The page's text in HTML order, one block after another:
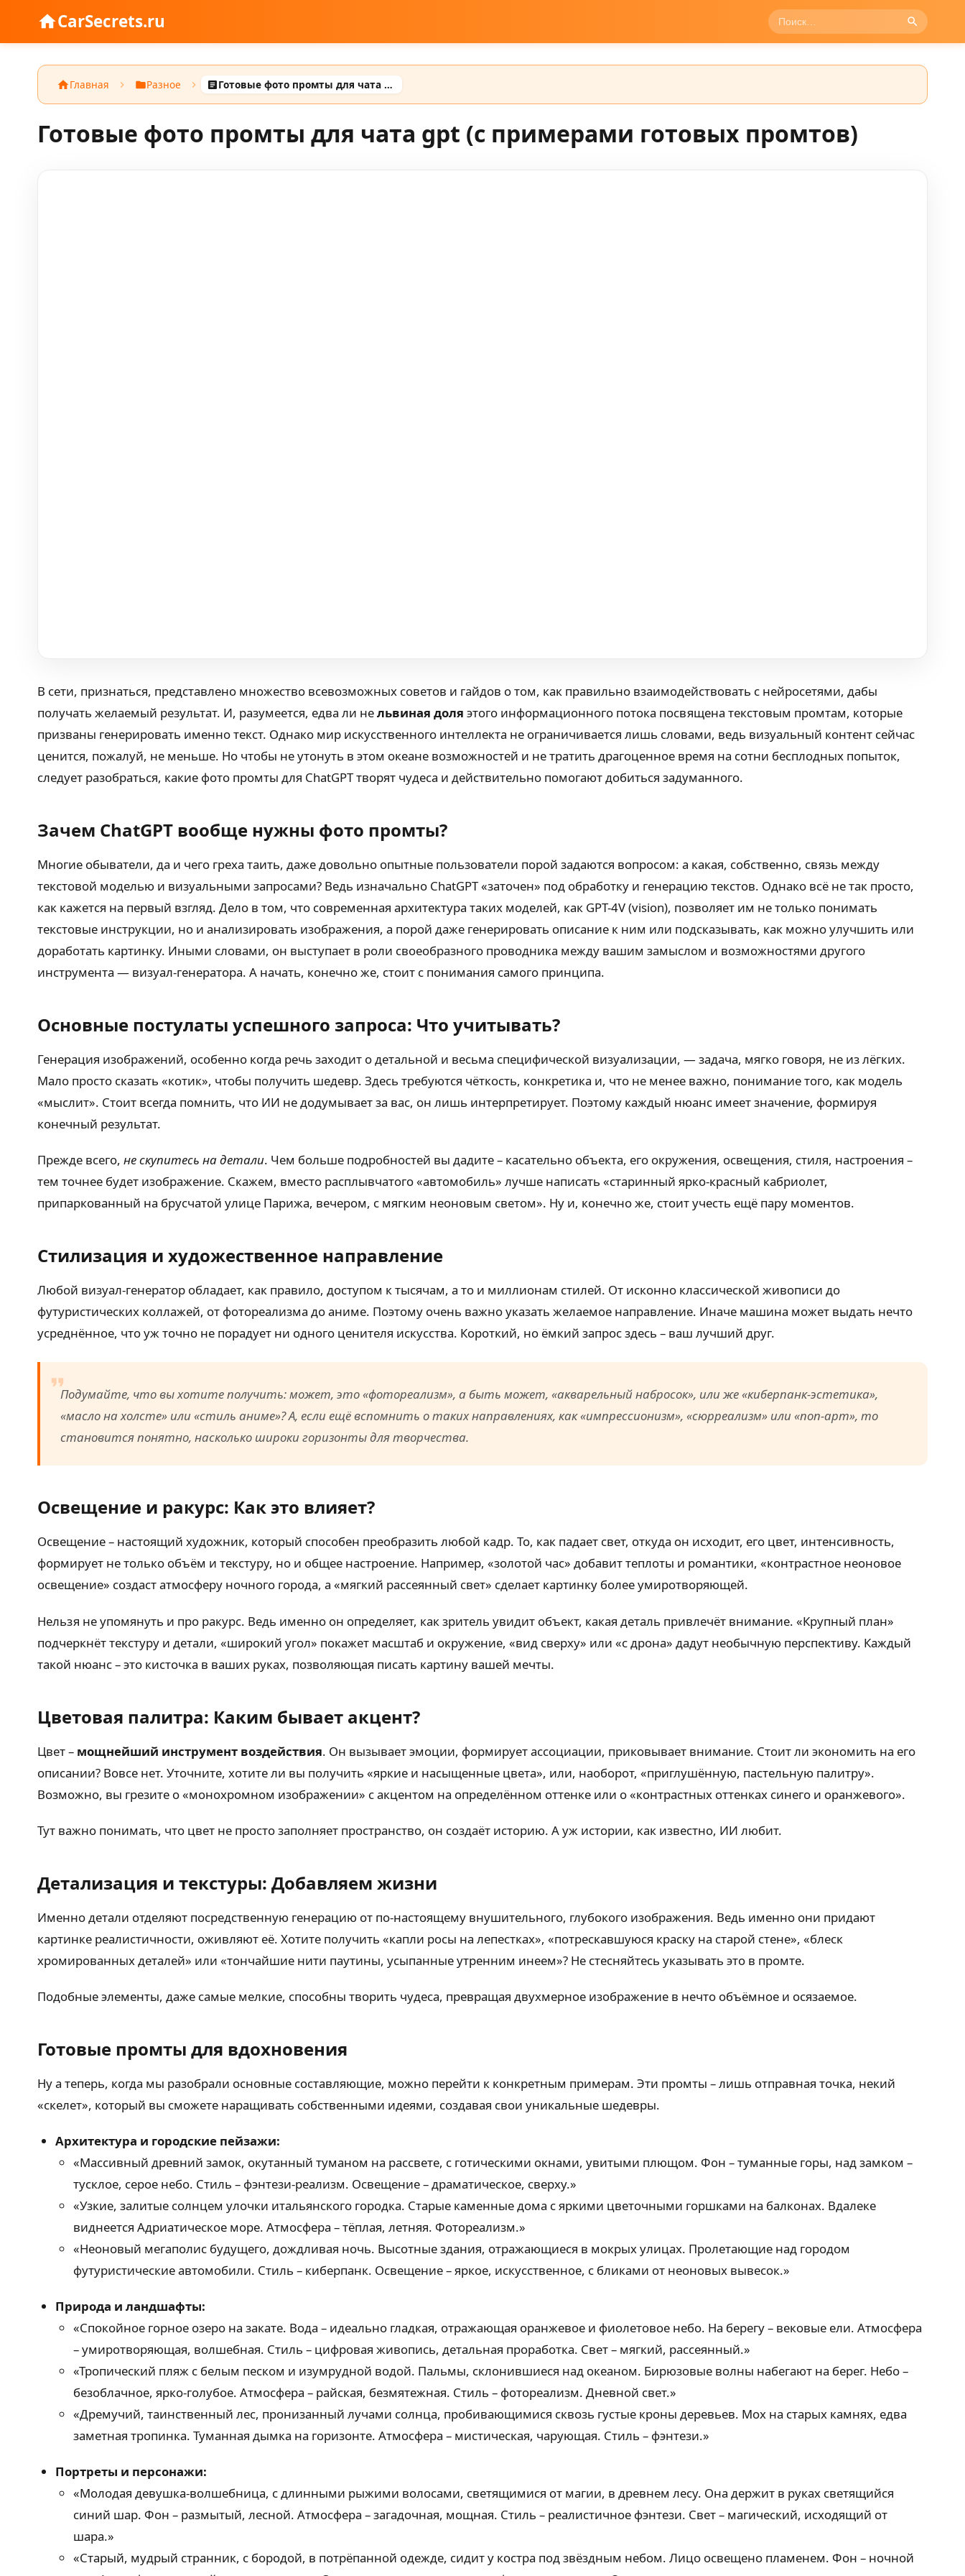
CarSecrets.ru
Главная Разное Готовые фото промты для чата gpt (с примерами готовых промтов)
Готовые фото промты для чата gpt (с примерами готовых промтов)
В сети, признаться, представлено множество всевозможных советов и гайдов о том, как правильно взаимодействовать с нейросетями, дабы
получать желаемый результат. И, разумеется, едва ли нельвиная доля этого информационного потока посвящена текстовым промтам, которые
призваны генерировать именно текст. Однако мир искусственного интеллекта не ограничивается лишь словами, ведь визуальный контент сейчас
ценится, пожалуй, не меньше. Но чтобы не утонуть в этом океане возможностей и не тратить драгоценное время на сотни бесплодных попыток,
следует разобраться, какие фото промты для ChatGPT творят чудеса и действительно помогают добиться задуманного.
Зачем ChatGPT вообще нужны фото промты?
Многие обыватели, да и чего греха таить, даже довольно опытные пользователи порой задаются вопросом: а какая, собственно, связь между
текстовой моделью и визуальными запросами? Ведь изначально ChatGPT «заточен» под обработку и генерацию текстов. Однако всё не так просто,
как кажется на первый взгляд. Дело в том, что современная архитектура таких моделей, как GPT-4V (vision), позволяет им не только понимать
текстовые инструкции, но и анализировать изображения, а порой даже генерировать описание к ним или подсказывать, как можно улучшить или
доработать картинку. Иными словами, он выступает в роли своеобразного проводника между вашим замыслом и возможностями другого
инструмента — визуал-генератора. А начать, конечно же, стоит с понимания самого принципа.
Основные постулаты успешного запроса: Что учитывать?
Генерация изображений, особенно когда речь заходит о детальной и весьма специфической визуализации, — задача, мягко говоря, не из лёгких.
Мало просто сказать «котик», чтобы получить шедевр. Здесь требуются чёткость, конкретика и, что не менее важно, понимание того, как модель
«мыслит». Стоит всегда помнить, что ИИ не додумывает за вас, он лишь интерпретирует. Поэтому каждый нюанс имеет значение, формируя
конечный результат.
Прежде всего, не скупитесь на детали. Чем больше подробностей вы дадите – касательно объекта, его окружения, освещения, стиля, настроения –
тем точнее будет изображение. Скажем, вместо расплывчатого «автомобиль» лучше написать «старинный ярко-красный кабриолет,
припаркованный на брусчатой улице Парижа, вечером, с мягким неоновым светом». Ну и, конечно же, стоит учесть ещё пару моментов.
Стилизация и художественное направление
Любой визуал-генератор обладает, как правило, доступом к тысячам, а то и миллионам стилей. От исконно классической живописи до
футуристических коллажей, от фотореализма до аниме. Поэтому очень важно указать желаемое направление. Иначе машина может выдать нечто
усреднённое, что уж точно не порадует ни одного ценителя искусства. Короткий, но ёмкий запрос здесь – ваш лучший друг.
Подумайте, что вы хотите получить: может, это «фотореализм», а быть может, «акварельный набросок», или же «киберпанк-эстетика»,
«масло на холсте» или «стиль аниме»? А, если ещё вспомнить о таких направлениях, как «импрессионизм», «сюрреализм» или «поп-арт», то
становится понятно, насколько широки горизонты для творчества.
Освещение и ракурс: Как это влияет?
Освещение – настоящий художник, который способен преобразить любой кадр. То, как падает свет, откуда он исходит, его цвет, интенсивность,
формирует не только объём и текстуру, но и общее настроение. Например, «золотой час» добавит теплоты и романтики, «контрастное неоновое
освещение» создаст атмосферу ночного города, а «мягкий рассеянный свет» сделает картинку более умиротворяющей.
Нельзя не упомянуть и про ракурс. Ведь именно он определяет, как зритель увидит объект, какая деталь привлечёт внимание. «Крупный план»
подчеркнёт текстуру и детали, «широкий угол» покажет масштаб и окружение, «вид сверху» или «с дрона» дадут необычную перспективу. Каждый
такой нюанс – это кисточка в ваших руках, позволяющая писать картину вашей мечты.
Цветовая палитра: Каким бывает акцент?
Цвет – мощнейший инструмент воздействия. Он вызывает эмоции, формирует ассоциации, приковывает внимание. Стоит ли экономить на его
описании? Вовсе нет. Уточните, хотите ли вы получить «яркие и насыщенные цвета», или, наоборот, «приглушённую, пастельную палитру».
Возможно, вы грезите о «монохромном изображении» с акцентом на определённом оттенке или о «контрастных оттенках синего и оранжевого».
Тут важно понимать, что цвет не просто заполняет пространство, он создаёт историю. А уж истории, как известно, ИИ любит.
Детализация и текстуры: Добавляем жизни
Именно детали отделяют посредственную генерацию от по-настоящему внушительного, глубокого изображения. Ведь именно они придают
картинке реалистичности, оживляют её. Хотите получить «капли росы на лепестках», «потрескавшуюся краску на старой стене», «блеск
хромированных деталей» или «тончайшие нити паутины, усыпанные утренним инеем»? Не стесняйтесь указывать это в промте.
Подобные элементы, даже самые мелкие, способны творить чудеса, превращая двухмерное изображение в нечто объёмное и осязаемое.
Готовые промты для вдохновения
Ну а теперь, когда мы разобрали основные составляющие, можно перейти к конкретным примерам. Эти промты – лишь отправная точка, некий
«скелет», который вы сможете наращивать собственными идеями, создавая свои уникальные шедевры.
Архитектура и городские пейзажи:
«Массивный древний замок, окутанный туманом на рассвете, с готическими окнами, увитыми плющом. Фон – туманные горы, над замком –
тусклое, серое небо. Стиль – фэнтези-реализм. Освещение – драматическое, сверху.»
«Узкие, залитые солнцем улочки итальянского городка. Старые каменные дома с яркими цветочными горшками на балконах. Вдалеке
виднеется Адриатическое море. Атмосфера – тёплая, летняя. Фотореализм.»
«Неоновый мегаполис будущего, дождливая ночь. Высотные здания, отражающиеся в мокрых улицах. Пролетающие над городом
футуристические автомобили. Стиль – киберпанк. Освещение – яркое, искусственное, с бликами от неоновых вывесок.»
Природа и ландшафты:
«Спокойное горное озеро на закате. Вода – идеально гладкая, отражающая оранжевое и фиолетовое небо. На берегу – вековые ели. Атмосфера
– умиротворяющая, волшебная. Стиль – цифровая живопись, детальная проработка. Свет – мягкий, рассеянный.»
«Тропический пляж с белым песком и изумрудной водой. Пальмы, склонившиеся над океаном. Бирюзовые волны набегают на берег. Небо –
безоблачное, ярко-голубое. Атмосфера – райская, безмятежная. Стиль – фотореализм. Дневной свет.»
«Дремучий, таинственный лес, пронизанный лучами солнца, пробивающимися сквозь густые кроны деревьев. Мох на старых камнях, едва
заметная тропинка. Туманная дымка на горизонте. Атмосфера – мистическая, чарующая. Стиль – фэнтези.»
Портреты и персонажи:
«Молодая девушка-волшебница, с длинными рыжими волосами, светящимися от магии, в древнем лесу. Она держит в руках светящийся
синий шар. Фон – размытый, лесной. Атмосфера – загадочная, мощная. Стиль – реалистичное фэнтези. Свет – магический, исходящий от
шара.»
«Старый, мудрый странник, с бородой, в потрёпанной одежде, сидит у костра под звёздным небом. Лицо освещено пламенем. Фон – ночной